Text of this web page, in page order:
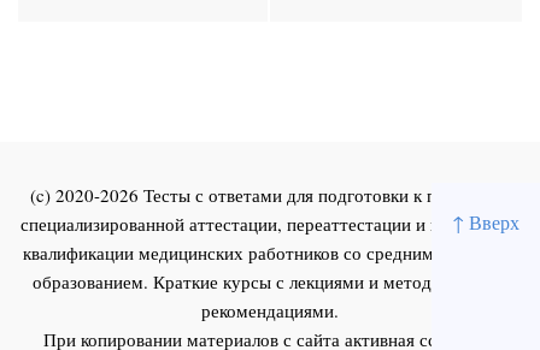
↑ Вверх
(c) 2020-2026 Тесты с ответами для подготовки к первичной
специализированной аттестации, переаттестации и повышения
квалификации медицинских работников со средним и высшим
образованием. Краткие курсы с лекциями и методическими
рекомендациями.
При копировании материалов с сайта активная ссылка на